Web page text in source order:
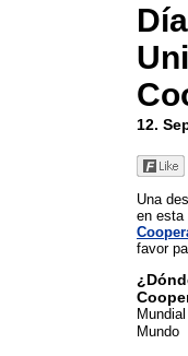
12.
Una
en esta
favor
Mundial
Mundo